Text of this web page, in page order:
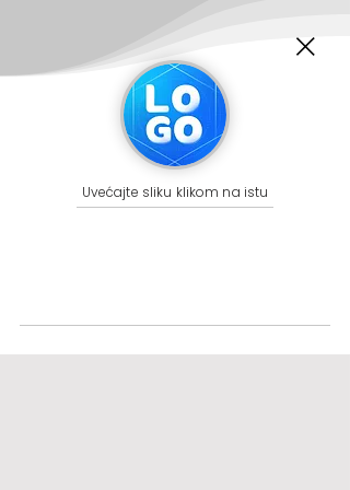
Uvećajte sliku klikom na istu